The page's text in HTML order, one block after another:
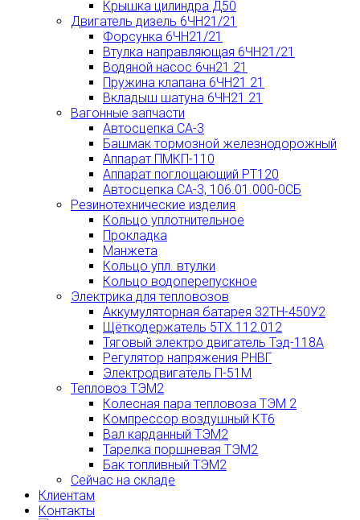
Крышка цилиндра Д50
Двигатель дизель 6ЧН21/21
Форсунка 6ЧН21/21
Втулка направляющая 6ЧН21/21
Водяной насос 6чн21 21
Пружина клапана 6ЧН21 21
Вкладыш шатуна 6ЧН21 21
Вагонные запчасти
Автосцепка СА-3
Башмак тормозной железнодорожный
Аппарат ПМКП-110
Аппарат поглощающий РТ120
Автосцепка СА-3, 106.01.000-0СБ
Резинотехнические изделия
Кольцо уплотнительное
Прокладка
Манжета
Кольцо упл. втулки
Кольцо водоперепускное
Электрика для тепловозов
Аккумуляторная батарея 32ТН-450У2
Щёткодержатель 5ТХ.112.012
Тяговый электро двигатель Тэд-118А
Регулятор напряжения РНВГ
Электродвигатель П-51М
Тепловоз ТЭМ2
Колесная пара тепловоза ТЭМ 2
Компрессор воздушный КТ6
Вал карданный ТЭМ2
Тарелка поршневая ТЭМ2
Бак топливный ТЭМ2
Сейчас на складе
Клиентам
Контакты